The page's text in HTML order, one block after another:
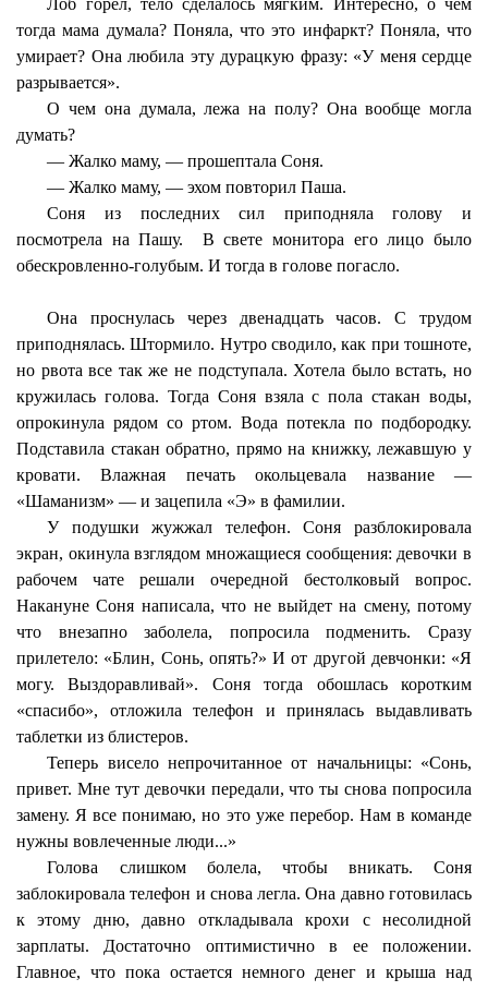
Лоб горел, тело сделалось мягким. Интересно, о чем
тогда мама думала? Поняла, что это инфаркт? Поняла, что
умирает? Она любила эту дурацкую фразу: «У меня сердце
разрывается».
О чем она думала, лежа на полу? Она вообще могла
думать?
— Жалко маму, — прошептала Соня.
— Жалко маму, — эхом повторил Паша.
Соня из последних сил приподняла голову и
посмотрела на Пашу.
В свете монитора его лицо было
обескровленно-голубым. И тогда в голове погасло.
Она проснулась через двенадцать часов. С трудом
приподнялась. Штормило. Нутро сводило, как при тошноте,
но рвота все так же не подступала. Хотела было встать, но
кружилась голова. Тогда Соня взяла с пола стакан воды,
опрокинула рядом со ртом. Вода потекла по подбородку.
Подставила стакан обратно, прямо на книжку, лежавшую у
кровати. Влажная печать окольцевала название —
«Шаманизм» — и зацепила «Э» в фамилии.
У подушки жужжал телефон. Соня разблокировала
экран, окинула взглядом множащиеся сообщения: девочки в
рабочем чате решали очередной бестолковый вопрос.
Накануне Соня написала, что не выйдет на смену, потому
что внезапно заболела, попросила подменить. Сразу
прилетело: «Блин, Сонь, опять?» И от другой девчонки: «Я
могу. Выздоравливай». Соня тогда обошлась коротким
«спасибо», отложила телефон и принялась выдавливать
таблетки из блистеров.
Теперь висело непрочитанное от начальницы: «Сонь,
привет. Мне тут девочки передали, что ты снова попросила
замену. Я все понимаю, но это уже перебор. Нам в команде
нужны вовлеченные люди...»
Голова слишком болела, чтобы вникать. Соня
заблокировала телефон и снова легла. Она давно готовилась
к этому дню, давно откладывала крохи с несолидной
зарплаты. Достаточно оптимистично в ее положении.
Главное, что пока остается немного денег и крыша над